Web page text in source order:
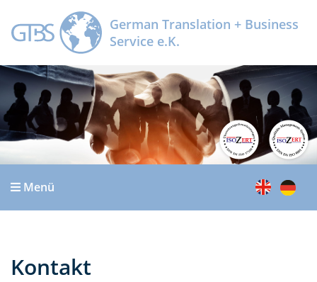
German Translation + Business
Service e.K.
Menü
Kontakt
Kontakt